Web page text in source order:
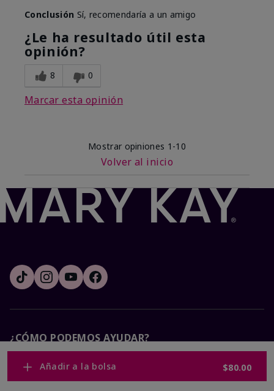
Añadir a la bolsa $80.00
Conclusión Sí, recomendaría a un amigo
¿Le ha resultado útil esta
opinión?
8 0
Marcar esta opinión
Mostrar opiniones 1-10
Volver al inicio
¿CÓMO PODEMOS AYUDAR?
Recibe e-mails